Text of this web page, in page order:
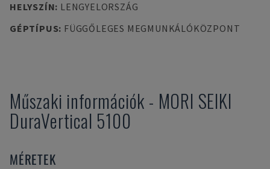
HELYSZÍN: LENGYELORSZÁG
GÉPTÍPUS: FÜGGŐLEGES MEGMUNKÁLÓKÖZPONT
Műszaki információk - MORI SEIKI
DuraVertical 5100
MÉRETEK